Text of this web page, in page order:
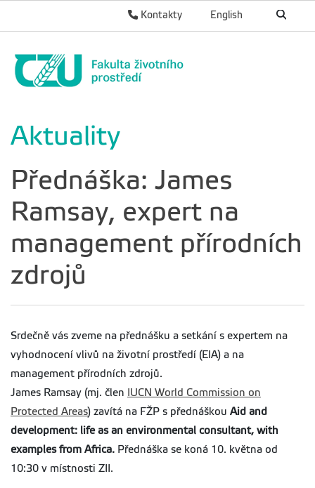
English
Kontakty
Aktuality
Přednáška: James
Ramsay, expert na
management přírodních
zdrojů
Srdečně vás zveme na přednášku a setkání s expertem na
vyhodnocení vlivů na životní prostředí (EIA) a na
management přírodních zdrojů.
James Ramsay (mj. člen
IUCN World Commission on
Protected Areas) zavítá na FŽP s přednáškou Aid and
development: life as an environmental consultant, with
examples from Africa. Přednáška se koná 10. května od
10:30 v místnosti ZII.